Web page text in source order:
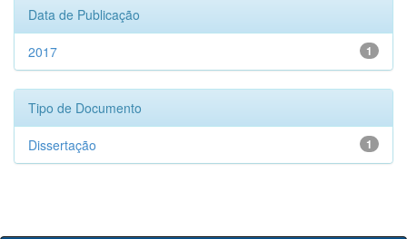
Data de Publicação
1
2017
Tipo de Documento
1
Dissertação